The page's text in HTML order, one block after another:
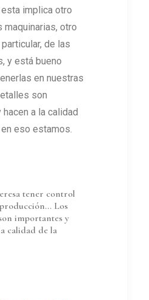
implica otro
maquinarias, otro
de las
y está bueno
en nuestras
son
a la calidad
eso estamos.
tener control
Los
importantes y
calidad de la